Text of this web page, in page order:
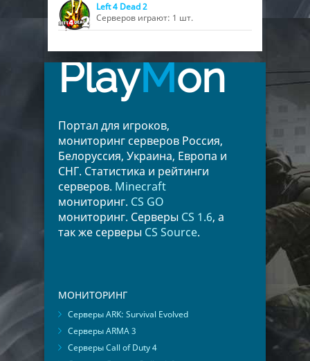
Left 4 Dead 2
Серверов играют: 1 шт.
PlayMon
Портал для игроков,
мониторинг серверов Россия,
Белоруссия, Украина, Европа и
СНГ. Статистика и рейтинги
серверов. Minecraft
мониторинг. CS GO
мониторинг. Серверы CS 1.6, а
так же серверы CS Source.
МОНИТОРИНГ
Серверы ARK: Survival Evolved
Серверы ARMA 3
Серверы Call of Duty 4